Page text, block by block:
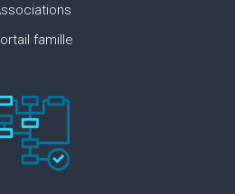
famille